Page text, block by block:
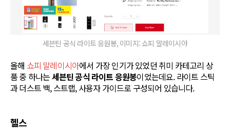
세븐틴 공식 라이트 응원봉, 이미지: 쇼피 말레이시아
올해 쇼피 말레이시아에서 가장 인기가 있었던 취미 카테고리 상
품 중 하나는세븐틴 공식 라이트 응원봉이었는데요. 라이트 스틱
과 더스트 백, 스트랩, 사용자 가이드로 구성되어 있습니다.
헬스